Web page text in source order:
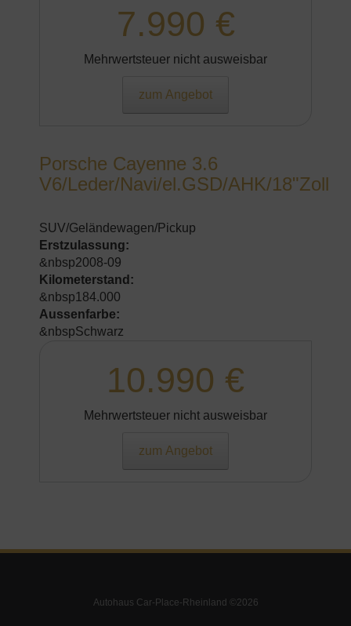
7.990 €
Mehrwertsteuer nicht ausweisbar
zum Angebot
Porsche Cayenne 3.6
V6/Leder/Navi/el.GSD/AHK/18"Zoll
SUV/Geländewagen/Pickup
Erstzulassung:
&nbsp2008-09
Kilometerstand:
&nbsp184.000
Aussenfarbe:
&nbspSchwarz
10.990 €
Mehrwertsteuer nicht ausweisbar
zum Angebot
Autohaus Car-Place-Rheinland ©2026